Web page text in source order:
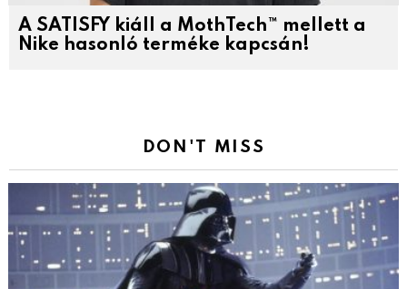
A SATISFY kiáll a MothTech™ mellett a
Nike hasonló terméke kapcsán!
DON'T MISS